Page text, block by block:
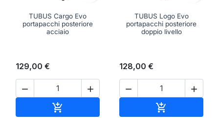
TUBUS Cargo Evo
portapacchi posteriore
acciaio
129,00 €
 

TUBUS Logo Evo
portapacchi posteriore
doppio livello
128,00 €
 
